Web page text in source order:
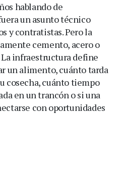
hablando de
un asunto técnico
y contratistas. Pero la
cemento, acero o
infraestructura define
un alimento, cuánto tarda
cosecha, cuánto tiempo
en un trancón o si una
con oportunidades